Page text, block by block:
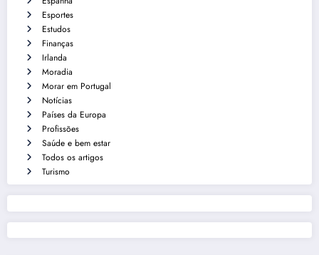
Esportes
Estudos
Finanças
Irlanda
Moradia
Morar em Portugal
Notícias
Países da Europa
Profissões
Saúde e bem estar
Todos os artigos
Turismo